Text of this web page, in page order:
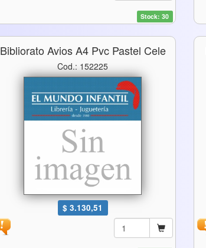
Stock: 30
Bibliorato Avios A4 Pvc Pastel Cele
Cod.: 152225
$ 3.130,51